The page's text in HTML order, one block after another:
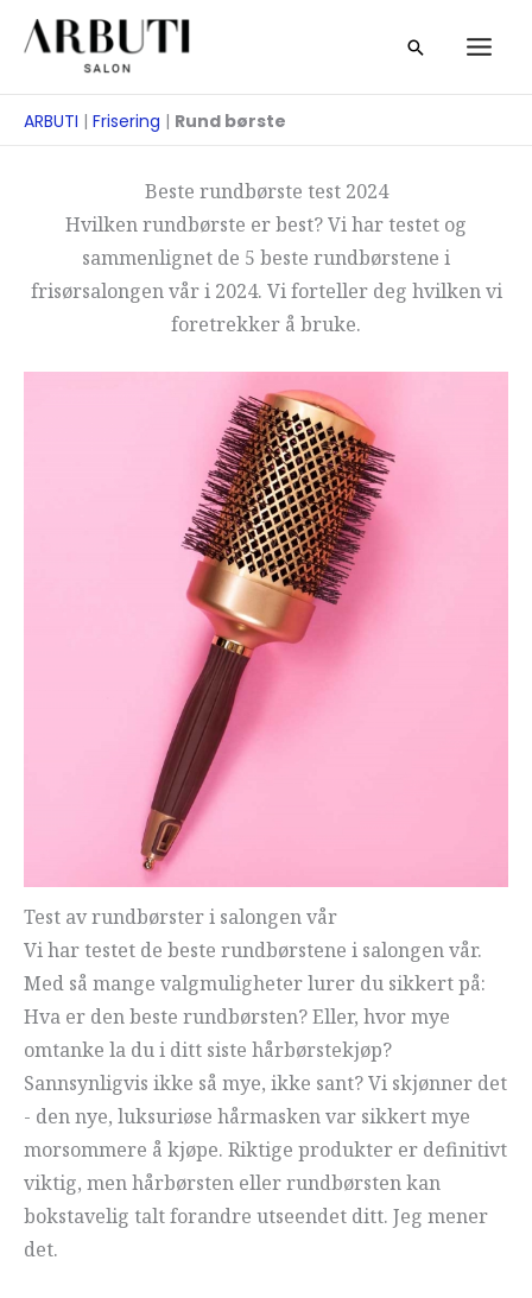
Zum
Inhalt
Suche
ARBUTI | Frisering | Rund børste
Beste rundbørste test 2024
Hvilken rundbørste er best? Vi har testet og
sammenlignet de 5 beste rundbørstene i
frisørsalongen vår i 2024. Vi forteller deg hvilken vi
foretrekker å bruke.
Test av rundbørster i salongen vår
Vi har testet de beste rundbørstene i salongen vår.
Med så mange valgmuligheter lurer du sikkert på:
Hva er den beste rundbørsten? Eller, hvor mye
omtanke la du i ditt siste hårbørstekjøp?
Sannsynligvis ikke så mye, ikke sant? Vi skjønner det
- den nye, luksuriøse hårmasken var sikkert mye
morsommere å kjøpe. Riktige produkter er definitivt
viktig, men hårbørsten eller rundbørsten kan
bokstavelig talt forandre utseendet ditt. Jeg mener
det.